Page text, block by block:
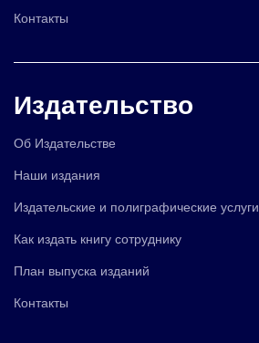
Контакты
Издательство
Об Издательстве
Наши издания
Издательские и полиграфические услуги
Как издать книгу сотруднику
План выпуска изданий
Контакты